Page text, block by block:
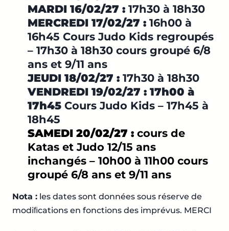
MARDI 16/02/27 : 17h30 à 18h30
MERCREDI 17/02/27 : 16h00 à
16h45 Cours Judo Kids regroupés
– 17h30 à 18h30 cours groupé 6/8
ans et 9/11 ans
JEUDI 18/02/27 : 17h30 à 18h30
VENDREDI 19/02/27 : 17h00 à
17h45 Cours Judo Kids – 17h45 à
18h45
SAMEDI 20/02/27 : cours de
Katas et Judo 12/15 ans
inchangés – 10h00 à 11h00 cours
groupé 6/8 ans et 9/11 ans
Nota : les dates sont données sous réserve de
modiﬁcations en fonctions des imprévus. MERCI